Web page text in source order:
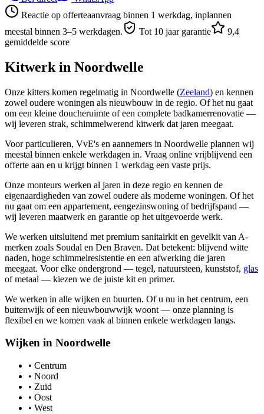
Reactie op offerteaanvraag binnen 1 werkdag, inplannen
meestal binnen 3–5 werkdagen.
Tot 10 jaar garantie
9,4
gemiddelde score
Kitwerk in Noordwelle
Onze kitters komen regelmatig in Noordwelle (Zeeland) en kennen
zowel oudere woningen als nieuwbouw in de regio. Of het nu gaat
om een kleine doucheruimte of een complete badkamerrenovatie —
wij leveren strak, schimmelwerend kitwerk dat jaren meegaat.
Voor particulieren, VvE's en aannemers in Noordwelle plannen wij
meestal binnen enkele werkdagen in. Vraag online vrijblijvend een
offerte aan en u krijgt binnen 1 werkdag een vaste prijs.
Onze monteurs werken al jaren in deze regio en kennen de
eigenaardigheden van zowel oudere als moderne woningen. Of het
nu gaat om een appartement, eengezinswoning of bedrijfspand —
wij leveren maatwerk en garantie op het uitgevoerde werk.
We werken uitsluitend met premium sanitairkit en gevelkit van A-
merken zoals Soudal en Den Braven. Dat betekent: blijvend witte
naden, hoge schimmelresistentie en een afwerking die jaren
meegaat. Voor elke ondergrond — tegel, natuursteen, kunststof, glas
of metaal — kiezen we de juiste kit en primer.
We werken in alle wijken en buurten. Of u nu in het centrum, een
buitenwijk of een nieuwbouwwijk woont — onze planning is
flexibel en we komen vaak al binnen enkele werkdagen langs.
Wijken in Noordwelle
• Centrum
• Noord
• Zuid
• Oost
• West